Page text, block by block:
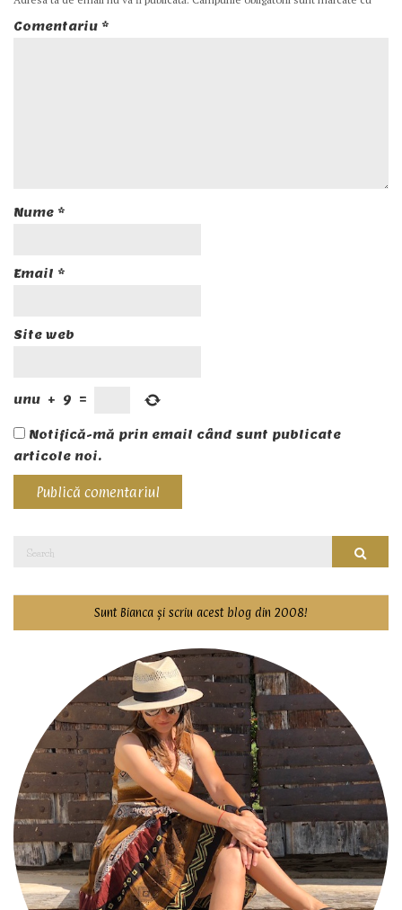
Comentariu *
Nume *
Email *
Site web
unu + 9 =
Notifică-mă prin email când sunt publicate
articole noi.
Sunt Bianca și scriu acest blog din 2008!